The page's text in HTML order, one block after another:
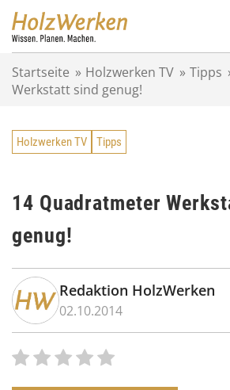
Startseite » Holzwerken TV » Tipps
Werkstatt sind genug!
Holzwerken TV Tipps
14 Quadratmeter
genug!
Redaktion HolzWerken
02.10.2014